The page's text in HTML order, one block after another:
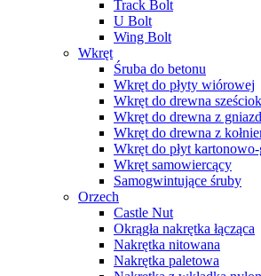
Track Bolt
U Bolt
Wing Bolt
Wkręt
Śruba do betonu
Wkręt do płyty wiórowej
Wkręt do drewna
Wkręt do drewna z
Wkręt do drewna z
Wkręt do płyt
Wkręt samowiercący
Samogwintujące śruby
Orzech
Castle Nut
Okrągła nakrętka łącząca
Nakrętka nitowana
Nakrętka paletowa